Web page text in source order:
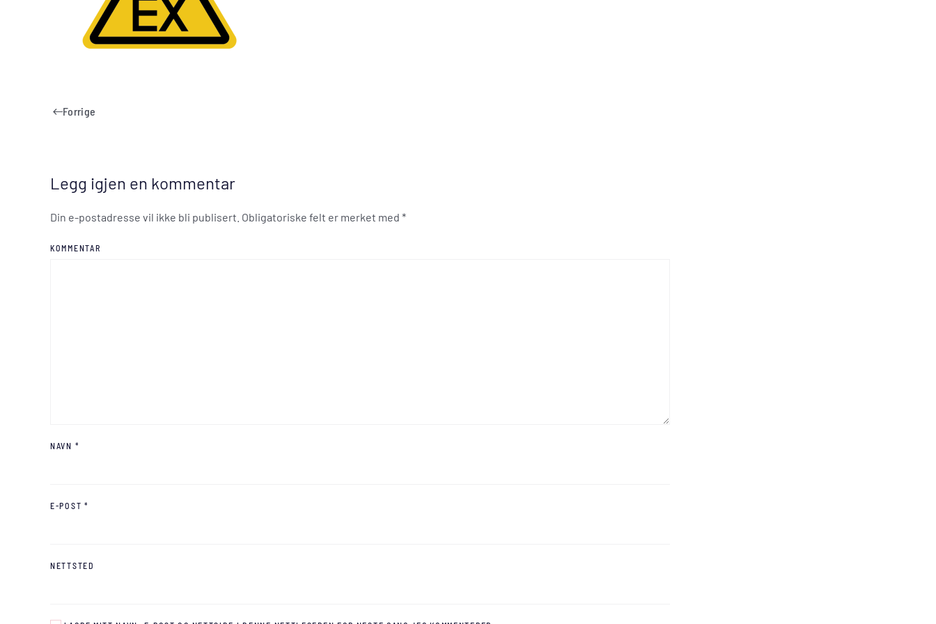
Forrige
Legg igjen en kommentar
Din e-postadresse vil ikke bli publisert. Obligatoriske felt er merket med *
KOMMENTAR
NAVN *
E-POST *
NETTSTED